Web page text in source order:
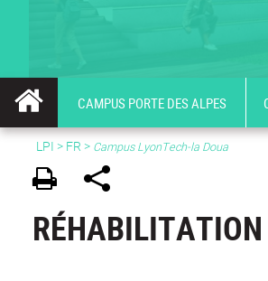
CAMPUS PORTE DES ALPES
LPI > FR > Campus LyonTech-la Doua